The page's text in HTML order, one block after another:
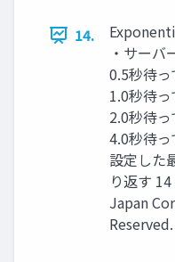
14.
・サーバ
0.5秒待っ
1.0秒待
2.0秒待
4.0秒待っ
設定した
り返す
Japan
Reserved.